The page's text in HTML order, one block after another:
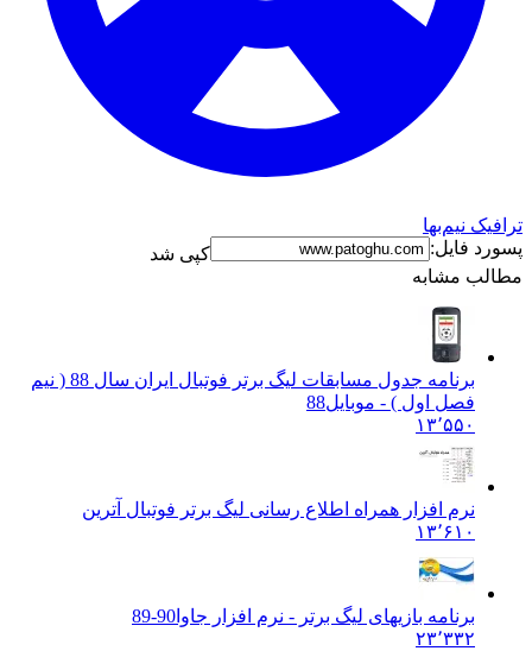
ترافیک نیم‌بها
پسورد فایل:
کپی شد
مطالب مشابه
برنامه جدول مسابقات لیگ برتر فوتبال ایران سال 88 ( نیم
فصل اول ) - موبایل88
۱۳٬۵۵۰
نرم افزار همراه اطلاع رسانی لیگ برتر فوتبال آترین
۱۳٬۶۱۰
برنامه بازیهای لیگ برتر - نرم افزار جاوا 90-89
۲۳٬۳۳۲